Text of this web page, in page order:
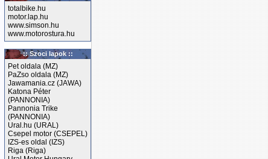
totalbike.hu
motor.lap.hu
www.simson.hu
www.motorostura.hu
:: Szoci lapok ::
Pet oldala (MZ)
PaZso oldala (MZ)
Jawamania.cz (JAWA)
Katona Péter
(PANNONIA)
Pannonia Trike
(PANNONIA)
Ural.hu (URAL)
Csepel motor (CSEPEL)
IZS-es oldal (IZS)
Riga (Riga)